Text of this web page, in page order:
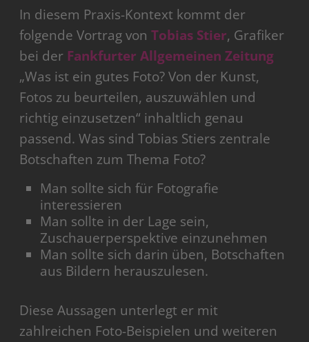
In diesem Praxis-Kontext kommt der
folgende Vortrag von Tobias Stier, Grafiker
bei der Fankfurter Allgemeinen Zeitung
„Was ist ein gutes Foto? Von der Kunst,
Fotos zu beurteilen, auszuwählen und
richtig einzusetzen“ inhaltlich genau
passend. Was sind Tobias Stiers zentrale
Botschaften zum Thema Foto?
Man sollte sich für Fotografie
interessieren
Man sollte in der Lage sein,
Zuschauerperspektive einzunehmen
Man sollte sich darin üben, Botschaften
aus Bildern herauszulesen.
Diese Aussagen unterlegt er mit
zahlreichen Foto-Beispielen und weiteren